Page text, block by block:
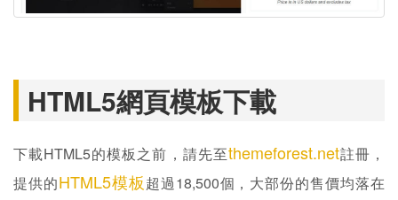
HTML5網頁模板下載
下載HTML5的模板之前，請先至themeforest.net註冊，
提供的HTML5模板超過18,500個，大部份的售價均落在